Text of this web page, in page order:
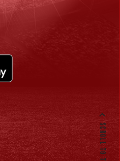
SCROLL TO TOP